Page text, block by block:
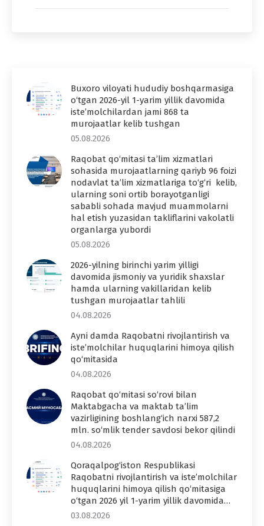
Buxoro viloyati hududiy boshqarmasiga
o‘tgan 2026-yil 1-yarim yillik davomida
iste’molchilardan jami 868 ta
murojaatlar kelib tushgan
05.08.2026
Raqobat qo‘mitasi ta’lim xizmatlari
sohasida murojaatlarning qariyb 96 foizi
nodavlat ta’lim xizmatlariga to‘g‘ri kelib,
ularning soni ortib borayotganligi
sababli sohada mavjud muammolarni
hal etish yuzasidan takliflarini vakolatli
organlarga yubordi
05.08.2026
2026-yilning birinchi yarim yilligi
davomida jismoniy va yuridik shaxslar
hamda ularning vakillaridan kelib
tushgan murojaatlar tahlili
04.08.2026
Ayni damda Raqobatni rivojlantirish va
iste’molchilar huquqlarini himoya qilish
qo‘mitasida
04.08.2026
Raqobat qo‘mitasi so‘rovi bilan
Maktabgacha va maktab ta’lim
vazirligining boshlang‘ich narxi 587,2
mln. so‘mlik tender savdosi bekor qilindi
04.08.2026
Qoraqalpog‘iston Respublikasi
Raqobatni rivojlantirish va iste’molchilar
huquqlarini himoya qilish qo‘mitasiga
o‘tgan 2026 yil 1-yarim yillik davomida…
03.08.2026